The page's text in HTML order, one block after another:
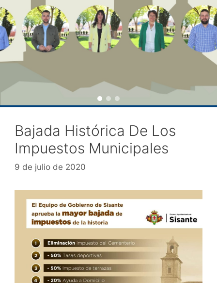
Bajada Histórica De Los
Impuestos Municipales
9 de julio de 2020